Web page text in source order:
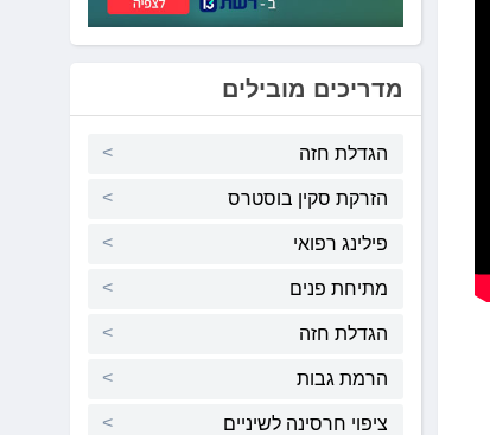
מדריכים מובילים
הגדלת חזה
הזרקת סקין בוסטרס
פילינג רפואי
מתיחת פנים
הגדלת חזה
הרמת גבות
ציפוי חרסינה לשיניים